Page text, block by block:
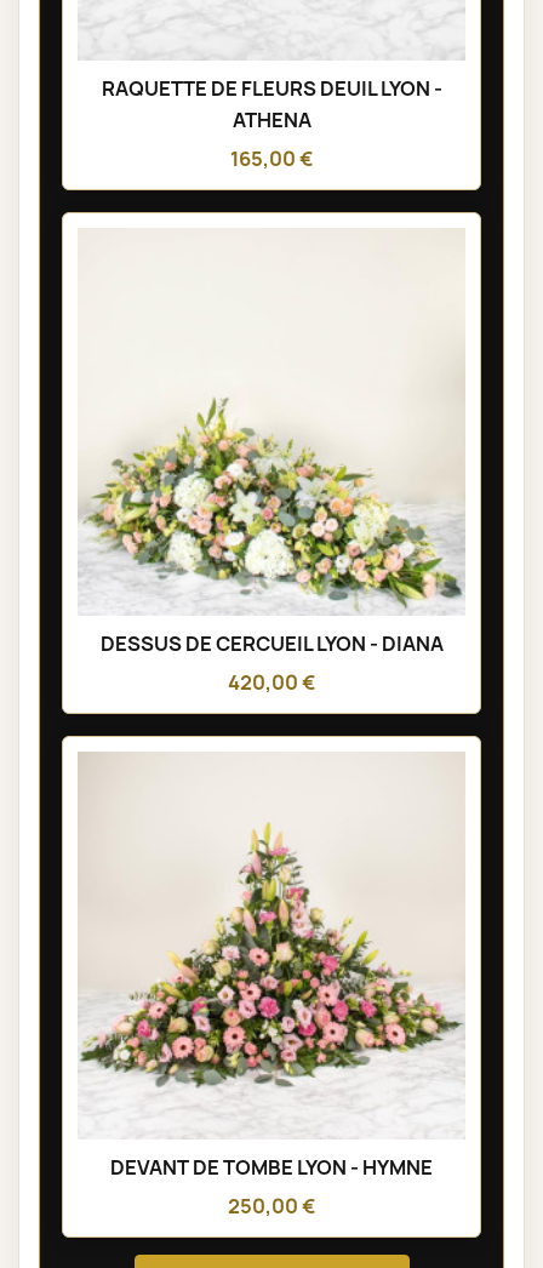
RAQUETTE DE FLEURS DEUIL LYON -
ATHENA
165,00 €
DESSUS DE CERCUEIL LYON - DIANA
420,00 €
DEVANT DE TOMBE LYON - HYMNE
250,00 €